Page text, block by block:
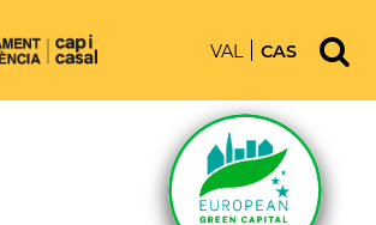
VAL CAS